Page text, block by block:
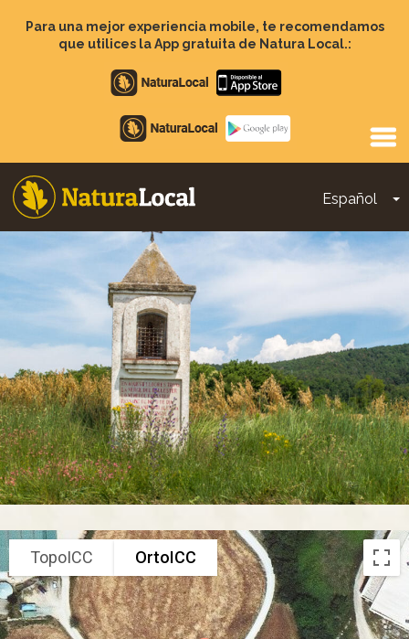
contenido
Para una mejor experiencia mobile, te recomendamos
que utilices la App gratuita de Natura Local.:
Apple
store
Google
Play
Español
Main
navigation
TopoICC OrtoICC